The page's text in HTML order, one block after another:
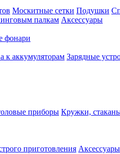
Москитные сетки Подушки
палкам Аксессуары
фонари
к аккумуляторам Зарядные
приборы Кружки,
приготовления Аксессуары